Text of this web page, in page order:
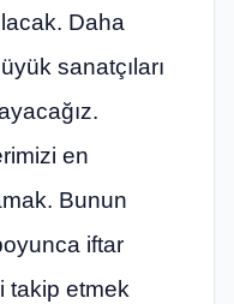
Daha
sanatçıları
en
Bunun
iftar
takip etmek